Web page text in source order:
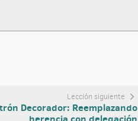
Lección siguiente
Decorador: Reemplazando
herencia con delegación